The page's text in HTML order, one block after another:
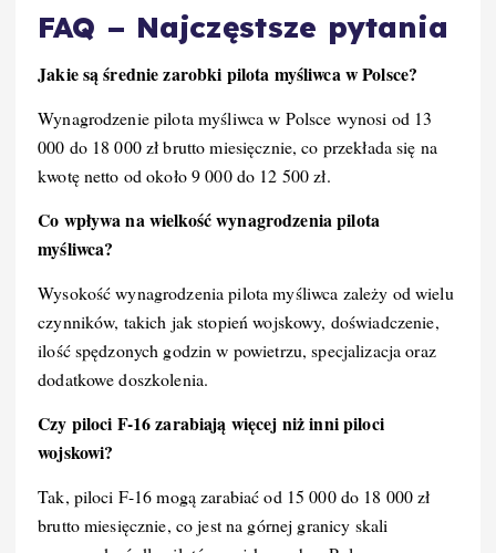
FAQ – Najczęstsze pytania
Jakie są średnie zarobki pilota myśliwca w Polsce?
Wynagrodzenie pilota myśliwca w Polsce wynosi od 13
000 do 18 000 zł brutto miesięcznie, co przekłada się na
kwotę netto od około 9 000 do 12 500 zł.
Co wpływa na wielkość wynagrodzenia pilota
myśliwca?
Wysokość wynagrodzenia pilota myśliwca zależy od wielu
czynników, takich jak stopień wojskowy, doświadczenie,
ilość spędzonych godzin w powietrzu, specjalizacja oraz
dodatkowe doszkolenia.
Czy piloci F-16 zarabiają więcej niż inni piloci
wojskowi?
Tak, piloci F-16 mogą zarabiać od 15 000 do 18 000 zł
brutto miesięcznie, co jest na górnej granicy skali